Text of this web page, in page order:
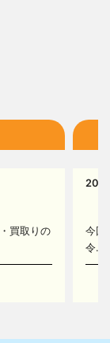
買取りの
今回
令...